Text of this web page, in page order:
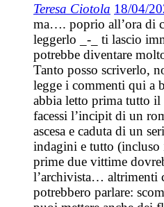
Teresa Ciotola 18/04/
ma…. poprio all’ora di
leggerlo _-_ ti lascio
potrebbe diventare
Tanto posso scriverlo,
legge i commenti qui a
abbia letto prima tutto il
facessi l’incipit di un
ascesa e caduta di un
indagini e tutto (incluso
prime due vittime
l’archivista… altrimenti
potrebbero parlare: